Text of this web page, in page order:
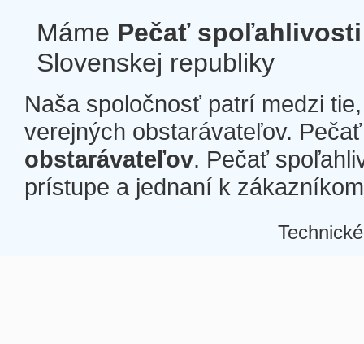
Máme Pečať spoľahlivosti
Slovenskej republiky
Naša spoločnosť patrí medzi
verejných obstarávateľov.
obstarávateľov. Pečať
prístupe a jednaní k